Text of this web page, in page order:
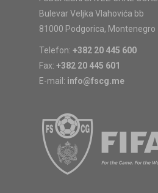
Bulevar Veljka Vlahovića bb
81000 Podgorica, Montenegro
Telefon: +382 20 445 600
Fax: +382 20 445 601
E-mail: info@fscg.me